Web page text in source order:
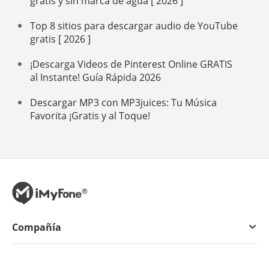
Top 8 sitios para descargar audio de YouTube
gratis [ 2026 ]
¡Descarga Videos de Pinterest Online GRATIS
al Instante! Guía Rápida 2026
Descargar MP3 con MP3juices: Tu Música
Favorita ¡Gratis y al Toque!
Compañía